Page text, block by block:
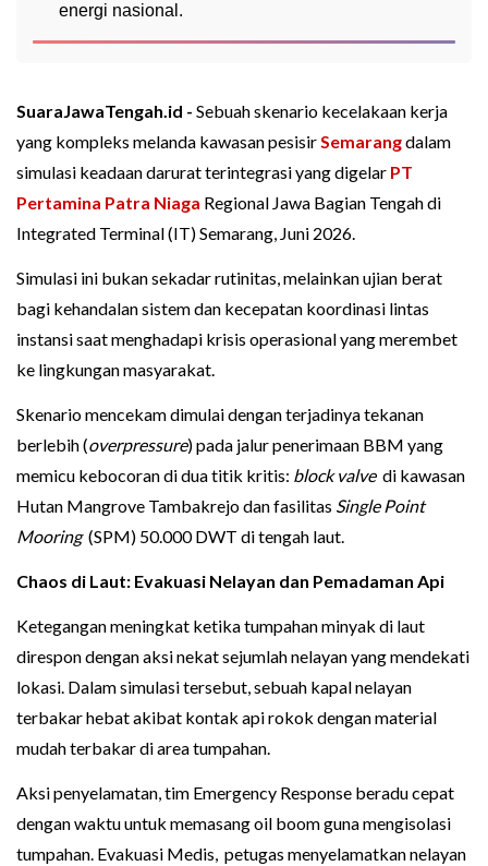
energi nasional.
SuaraJawaTengah.id - Sebuah skenario kecelakaan kerja
yang kompleks melanda kawasan pesisirSemarangdalam
simulasi keadaan darurat terintegrasi yang digelar PT
Pertamina Patra Niaga Regional Jawa Bagian Tengah di
Integrated Terminal (IT) Semarang, Juni 2026.
Simulasi ini bukan sekadar rutinitas, melainkan ujian berat
bagi kehandalan sistem dan kecepatan koordinasi lintas
instansi saat menghadapi krisis operasional yang merembet
ke lingkungan masyarakat.
Skenario mencekam dimulai dengan terjadinya tekanan
berlebih (overpressure) pada jalur penerimaan BBM yang
memicu kebocoran di dua titik kritis: block valvedi kawasan
Hutan Mangrove Tambakrejo dan fasilitas Single Point
Mooring(SPM) 50.000 DWT di tengah laut.
Chaos di Laut: Evakuasi Nelayan dan Pemadaman Api
Ketegangan meningkat ketika tumpahan minyak di laut
direspon dengan aksi nekat sejumlah nelayan yang mendekati
lokasi. Dalam simulasi tersebut, sebuah kapal nelayan
terbakar hebat akibat kontak api rokok dengan material
mudah terbakar di area tumpahan.
Aksi penyelamatan, tim Emergency Response beradu cepat
dengan waktu untuk memasang oil boom guna mengisolasi
tumpahan. Evakuasi Medis, petugas menyelamatkan nelayan